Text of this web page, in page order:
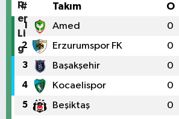
# Takım O
1 Amed 0
2 Erzurumspor FK 0
3 Başakşehir 0
4 Kocaelispor 0
5 Beşiktaş 0